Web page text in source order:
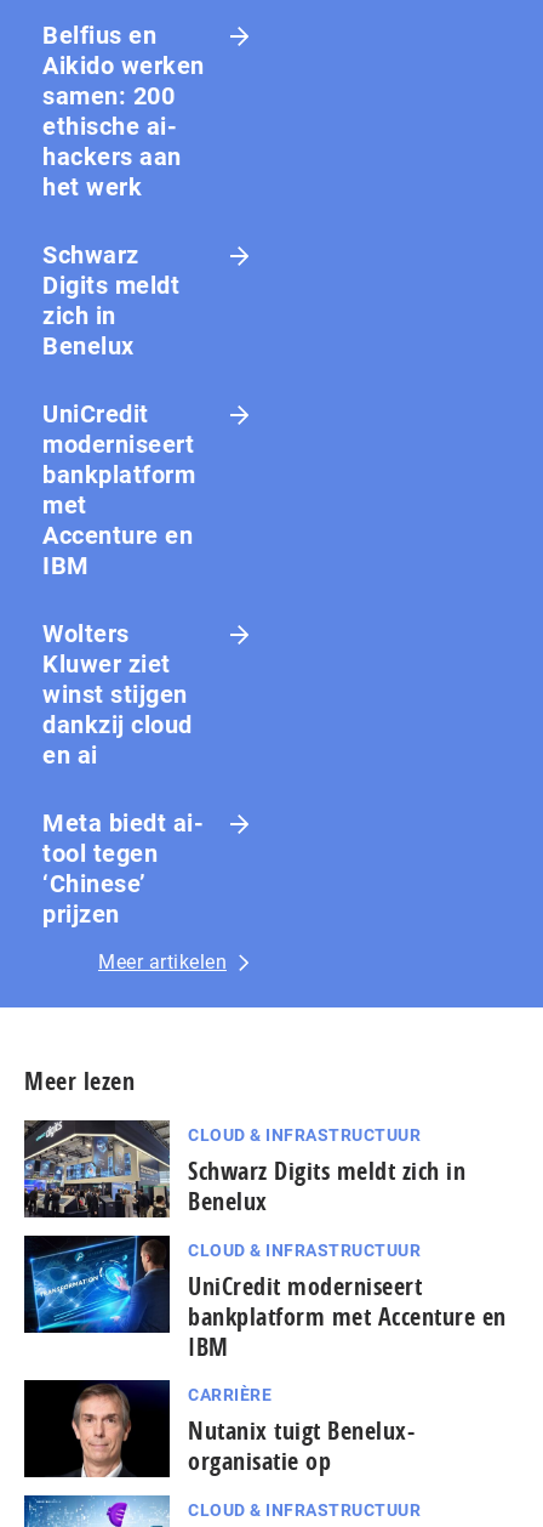
Belfius en
Aikido werken
samen: 200
ethische ai-
hackers aan
het werk
Schwarz
Digits meldt
zich in
Benelux
UniCredit
moderniseert
bankplatform
met
Accenture en
IBM
Wolters
Kluwer ziet
winst stijgen
dankzij cloud
en ai
Meta biedt ai-
tool tegen
‘Chinese’
prijzen
Meer artikelen
Meer lezen
CLOUD & INFRASTRUCTUUR
Schwarz Digits meldt zich in
Benelux
CLOUD & INFRASTRUCTUUR
UniCredit moderniseert
bankplatform met Accenture en
IBM
CARRIÈRE
Nutanix tuigt Benelux-
organisatie op
CLOUD & INFRASTRUCTUUR